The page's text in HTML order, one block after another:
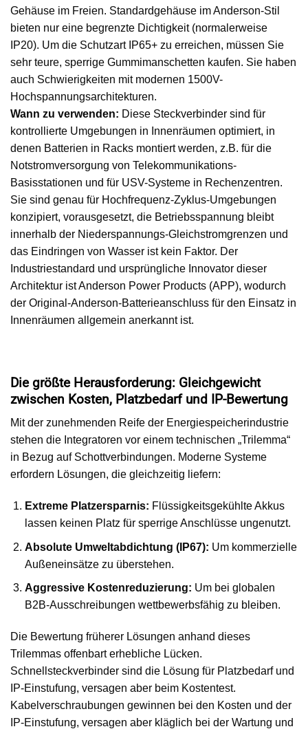
Gehäuse im Freien. Standardgehäuse im Anderson-Stil
bieten nur eine begrenzte Dichtigkeit (normalerweise
IP20). Um die Schutzart IP65+ zu erreichen, müssen Sie
sehr teure, sperrige Gummimanschetten kaufen. Sie haben
auch Schwierigkeiten mit modernen 1500V-
Hochspannungsarchitekturen.
Wann zu verwenden: Diese Steckverbinder sind für
kontrollierte Umgebungen in Innenräumen optimiert, in
denen Batterien in Racks montiert werden, z.B. für die
Notstromversorgung von Telekommunikations-
Basisstationen und für USV-Systeme in Rechenzentren.
Sie sind genau für Hochfrequenz-Zyklus-Umgebungen
konzipiert, vorausgesetzt, die Betriebsspannung bleibt
innerhalb der Niederspannungs-Gleichstromgrenzen und
das Eindringen von Wasser ist kein Faktor. Der
Industriestandard und ursprüngliche Innovator dieser
Architektur ist Anderson Power Products (APP), wodurch
der Original-Anderson-Batterieanschluss für den Einsatz in
Innenräumen allgemein anerkannt ist.
Die größte Herausforderung: Gleichgewicht
zwischen Kosten, Platzbedarf und IP-Bewertung
Mit der zunehmenden Reife der Energiespeicherindustrie
stehen die Integratoren vor einem technischen „Trilemma“
in Bezug auf Schottverbindungen. Moderne Systeme
erfordern Lösungen, die gleichzeitig liefern:
Extreme Platzersparnis: Flüssigkeitsgekühlte Akkus
lassen keinen Platz für sperrige Anschlüsse ungenutzt.
Absolute Umweltabdichtung (IP67): Um kommerzielle
Außeneinsätze zu überstehen.
Aggressive Kostenreduzierung: Um bei globalen
B2B-Ausschreibungen wettbewerbsfähig zu bleiben.
Die Bewertung früherer Lösungen anhand dieses
Trilemmas offenbart erhebliche Lücken.
Schnellsteckverbinder sind die Lösung für Platzbedarf und
IP-Einstufung, versagen aber beim Kostentest.
Kabelverschraubungen gewinnen bei den Kosten und der
IP-Einstufung, versagen aber kläglich bei der Wartung und